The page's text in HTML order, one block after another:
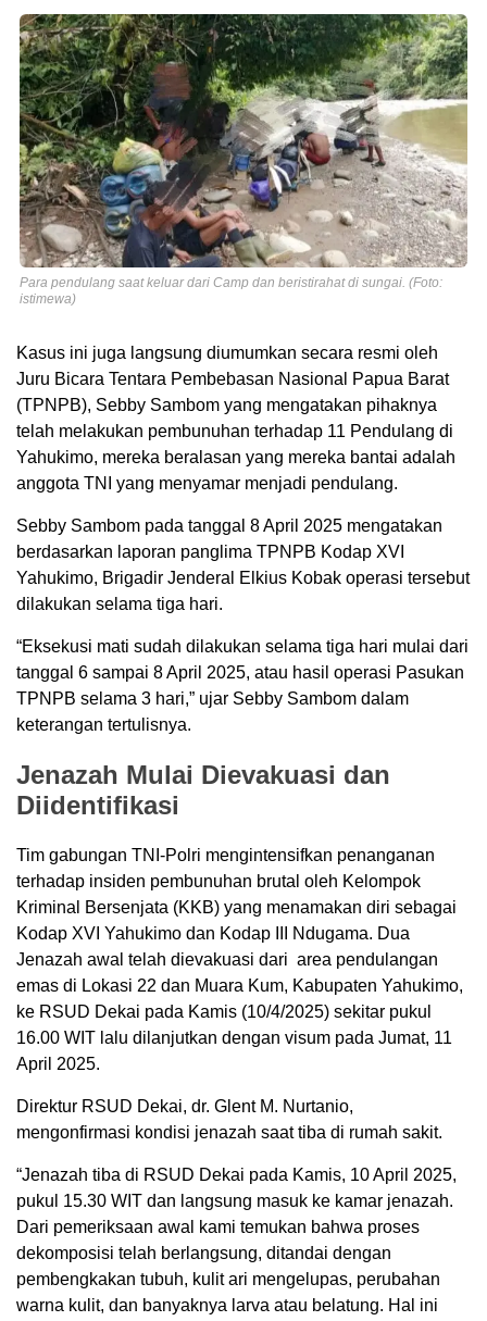
Para pendulang saat keluar dari Camp dan beristirahat di sungai. (Foto:
istimewa)
Kasus ini juga langsung diumumkan secara resmi oleh
Juru Bicara Tentara Pembebasan Nasional Papua Barat
(TPNPB), Sebby Sambom yang mengatakan pihaknya
telah melakukan pembunuhan terhadap 11 Pendulang di
Yahukimo, mereka beralasan yang mereka bantai adalah
anggota TNI yang menyamar menjadi pendulang.
Sebby Sambom pada tanggal 8 April 2025 mengatakan
berdasarkan laporan panglima TPNPB Kodap XVI
Yahukimo, Brigadir Jenderal Elkius Kobak operasi tersebut
dilakukan selama tiga hari.
“Eksekusi mati sudah dilakukan selama tiga hari mulai dari
tanggal 6 sampai 8 April 2025, atau hasil operasi Pasukan
TPNPB selama 3 hari,” ujar Sebby Sambom dalam
keterangan tertulisnya.
Jenazah Mulai Dievakuasi dan
Diidentifikasi
Tim gabungan TNI-Polri mengintensifkan penanganan
terhadap insiden pembunuhan brutal oleh Kelompok
Kriminal Bersenjata (KKB) yang menamakan diri sebagai
Kodap XVI Yahukimo dan Kodap III Ndugama. Dua
Jenazah awal telah dievakuasi dari area pendulangan
emas di Lokasi 22 dan Muara Kum, Kabupaten Yahukimo,
ke RSUD Dekai pada Kamis (10/4/2025) sekitar pukul
16.00 WIT lalu dilanjutkan dengan visum pada Jumat, 11
April 2025.
Direktur RSUD Dekai, dr. Glent M. Nurtanio,
mengonfirmasi kondisi jenazah saat tiba di rumah sakit.
“Jenazah tiba di RSUD Dekai pada Kamis, 10 April 2025,
pukul 15.30 WIT dan langsung masuk ke kamar jenazah.
Dari pemeriksaan awal kami temukan bahwa proses
dekomposisi telah berlangsung, ditandai dengan
pembengkakan tubuh, kulit ari mengelupas, perubahan
warna kulit, dan banyaknya larva atau belatung. Hal ini